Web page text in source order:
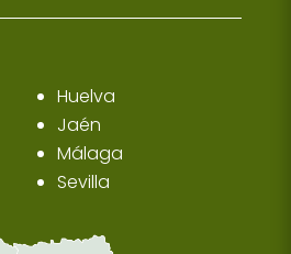
Huelva
Jaén
Málaga
Sevilla